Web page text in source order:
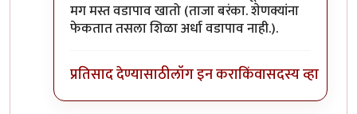
मग मस्त वडापाव खातो (ताजा बरंका. शेणक्यांना
फेकतात तसला शिळा अर्धा वडापाव नाही.).
प्रतिसाद देण्यासाठीलॉग इन कराकिंवासदस्य व्हा